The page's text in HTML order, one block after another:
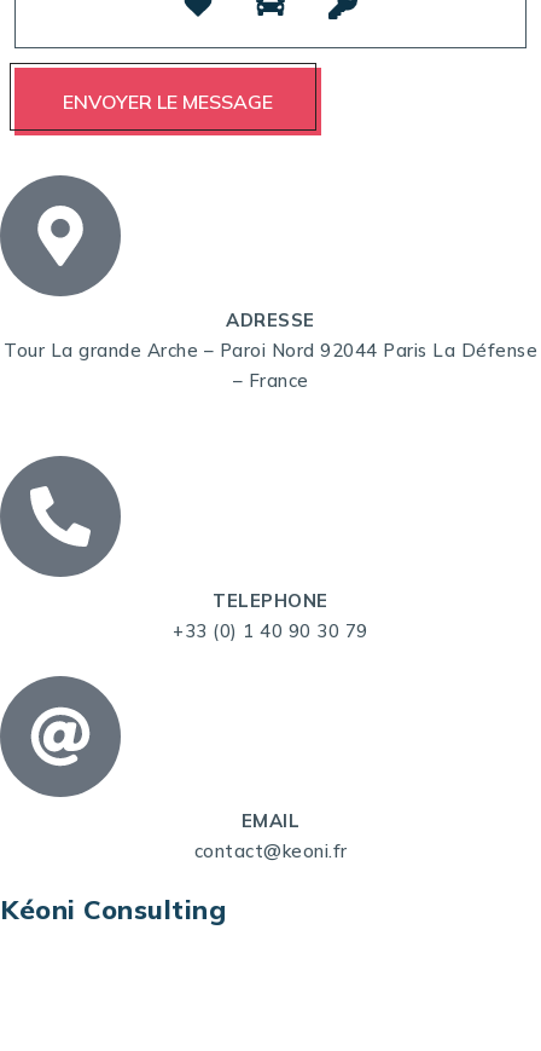
ADRESSE
Tour La grande Arche – Paroi Nord 92044 Paris La Défense
– France
TELEPHONE
+33 (0) 1 40 90 30 79
EMAIL
contact@keoni.fr
Kéoni Consulting